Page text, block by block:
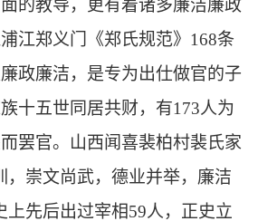
的教导，更有着诸多廉洁廉政
江郑义门《郑氏规范》168条
政廉洁，是专为出仕做官的子
十五世同居共财，有173人为
罢官。山西闻喜裴柏村裴氏家
，崇文尚武，德业并举，廉洁
上先后出过宰相59人，正史立